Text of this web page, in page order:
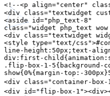
<!--<p align="center"
<div class="textwidget
<aside id="php_text-8"
class="widget php_text
<div class="textwidget
<style type="text/
line-height:50px;text-
div:first-
.flip-box-1-5{background-
show{0%{margin-top:-
<div class="container-box-1-
<div id="flip-box-